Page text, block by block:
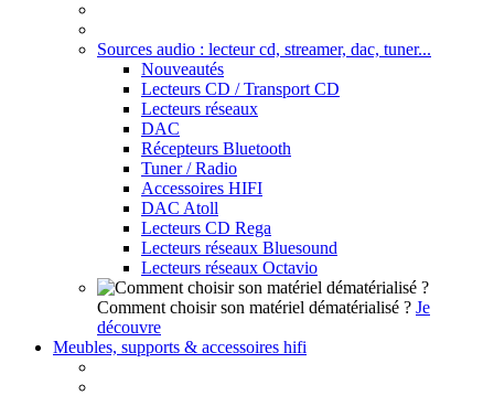
Sources audio : lecteur cd, streamer, dac, tuner...
Nouveautés
Lecteurs CD / Transport CD
Lecteurs réseaux
DAC
Récepteurs Bluetooth
Tuner / Radio
Accessoires HIFI
DAC Atoll
Lecteurs CD Rega
Lecteurs réseaux Bluesound
Lecteurs réseaux Octavio
Comment choisir son matériel dématérialisé ? Je
découvre
Meubles, supports & accessoires hifi